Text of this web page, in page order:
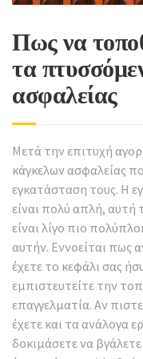
Πως να
τα
ασφαλείας
Μετά την επιτυχή
κάγκελων ασφαλείας
εγκατάσταση τους. Η
είναι πολύ απλή,
είναι λίγο πιο
αυτήν. Εννοείται πως
έχετε το κεφάλι σας
εμπιστευτείτε την
επαγγελματία. Αν
έχετε και τα ανάλογα
δοκιμάσετε να